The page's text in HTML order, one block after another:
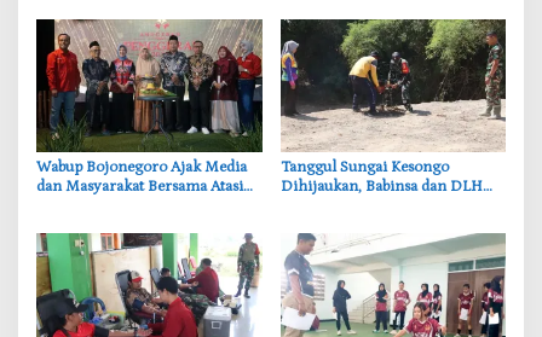
Wabup Bojonegoro Ajak Media
dan Masyarakat Bersama Atasi
‎Tanggul Sungai Kesongo
Dihijaukan, Babinsa dan DLH